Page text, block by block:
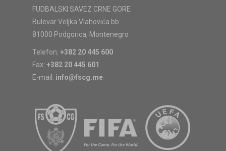
FUDBALSKI SAVEZ CRNE GORE
Bulevar Veljka Vlahovića bb
81000 Podgorica, Montenegro
Telefon: +382 20 445 600
Fax: +382 20 445 601
E-mail: info@fscg.me